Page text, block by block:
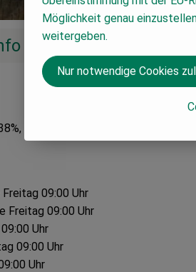
Steinsalz 1%
09:00 Uhr
Freitag 09:00 Uhr
Uhr
09:00 Uhr
Uhr
Möglichkeit genau
weitergeben.
Nur notwendige Cookies